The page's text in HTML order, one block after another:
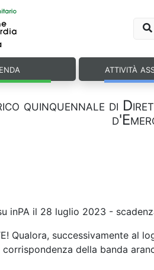
attività
quinquennale di
inPA il 28 luglio 2023 -
Qualora, successivamente al
della banda